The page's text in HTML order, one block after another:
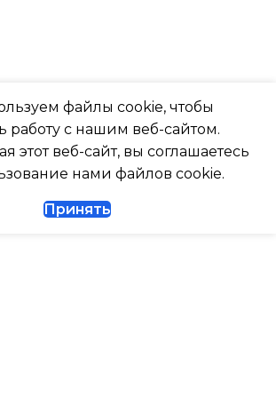
(ЖИДКОСТЬ)
РАБОТАЕТ С АЛИСОЙ
ТАЙМЕР НА
файлы cookie, чтобы
работу с нашим веб-сайтом.
этот веб-сайт, вы соглашаетесь
нами файлов cookie.
Принять